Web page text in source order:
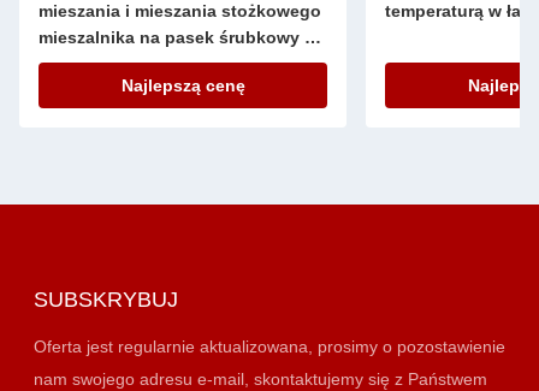
mieszania i mieszania stożkowego
mieszalnika na pasek śrubkowy do
ogólnego sprzętu laboratoryjnego
Najlepszą cenę
temperaturą w
SUBSKRYBUJ
Oferta jest regularnie aktualizowana, prosimy o pozostawienie
nam swojego adresu e-mail, skontaktujemy się z Państwem